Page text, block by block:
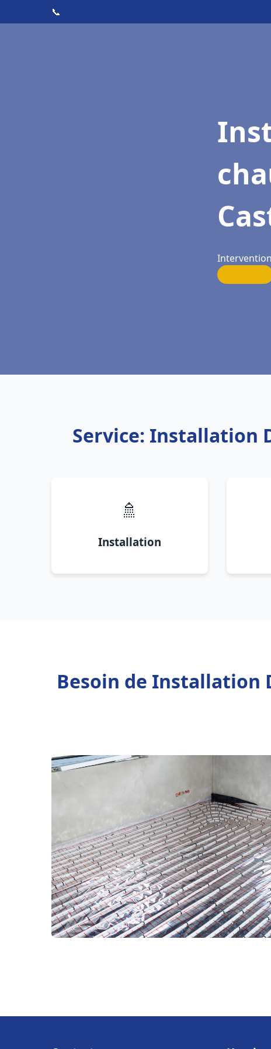
📞
Service: Installation
🚿
Installation
Besoin de Installation